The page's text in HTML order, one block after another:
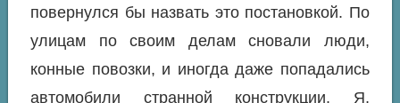
повернулся бы назвать это постановкой. По
улицам по своим делам сновали люди,
конные повозки, и иногда даже попадались
автомобили странной конструкции. Я,